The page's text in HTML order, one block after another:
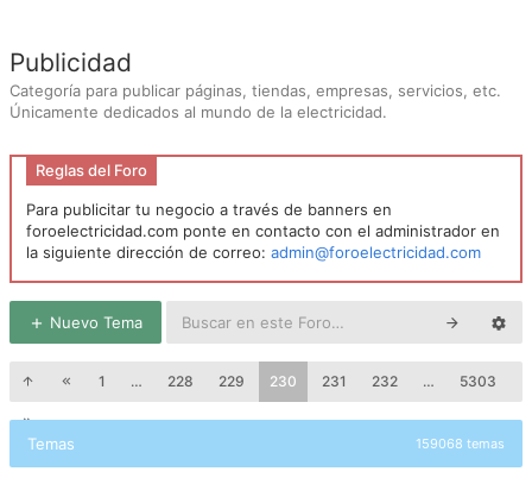
Publicidad
Categoría para publicar páginas, tiendas, empresas, servicios, etc.
Únicamente dedicados al mundo de la electricidad.
Reglas del Foro
Para publicitar tu negocio a través de banners en
foroelectricidad.com ponte en contacto con el administrador en
la siguiente dirección de correo: admin@foroelectricidad.com
Nuevo Tema
1 … 228 229 230 231 232 … 5303
Temas 159068 temas